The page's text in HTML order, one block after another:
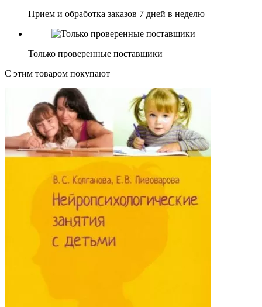
Прием и обработка заказов 7 дней в неделю
Только проверенные поставщики
С этим товаром покупают